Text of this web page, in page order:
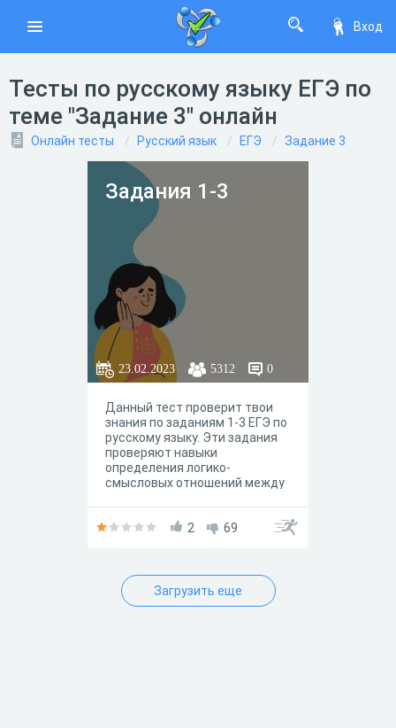
Вход
Тесты по русскому языку ЕГЭ по
теме "Задание 3" онлайн
Онлайн тесты Русский язык ЕГЭ Задание 3
Задания 1-3
23.02.2023 5312 0
Данный тест проверит твои
знания по заданиям 1-3 ЕГЭ по
русскому языку. Эти задания
проверяют навыки
определения логико-
смысловых отношений между
значения слова, умение
2 69
Загрузить еще